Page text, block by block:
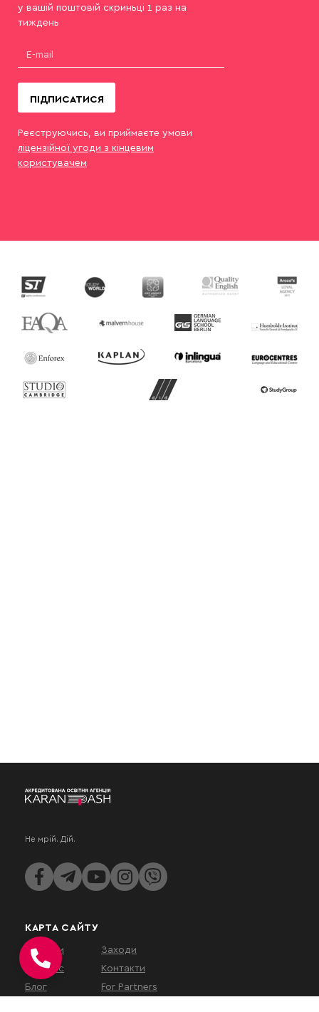
у вашій поштовій скриньці 1 раз на
тиждень
ПІДПИСАТИСЯ
Реєструючись, ви приймаєте умови
ліцензійної угоди з кінцевим
користувачем
Не мрій. Дій.
КАРТА САЙТУ
Послуги
Про нас
Блог
Заходи
Контакти
For Partners